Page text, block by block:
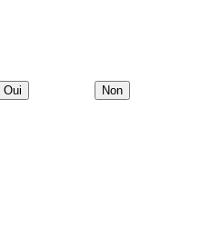
Oui Non